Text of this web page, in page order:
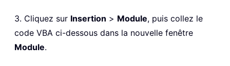
3. Cliquez sur Insertion > Module, puis collez le
code VBA ci-dessous dans la nouvelle fenêtre
Module.